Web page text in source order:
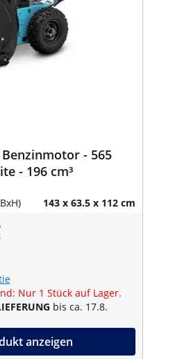
- 565
- 196 cm³
143 x 63.5 x 112 cm
Nur 1 Stück auf Lager.
bis ca. 17.8.
anzeigen